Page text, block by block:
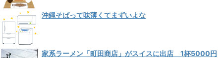
沖縄そばって味薄くてまずいよな
家系ラーメン「町田商店」がスイスに出店 1杯5000円